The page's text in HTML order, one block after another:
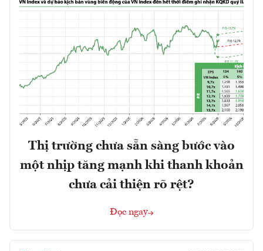
Thị trường chưa sẵn sàng bước vào
một nhịp tăng mạnh khi thanh khoản
chưa cải thiện rõ rệt?
Đọc ngay